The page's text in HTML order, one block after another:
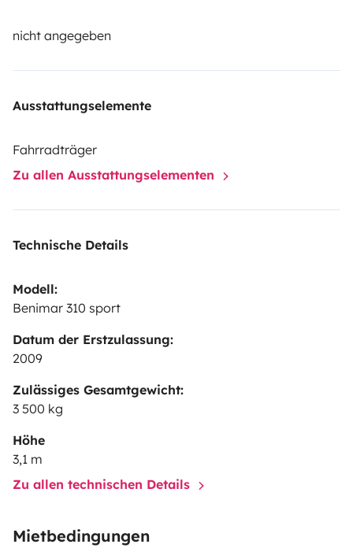
nicht angegeben
Ausstattungselemente
Fahrradträger
Zu allen Ausstattungselementen
Technische Details
Modell:
Benimar 310 sport
Datum der Erstzulassung:
2009
Zulässiges Gesamtgewicht:
3 500 kg
Höhe
3,1 m
Zu allen technischen Details
Mietbedingungen